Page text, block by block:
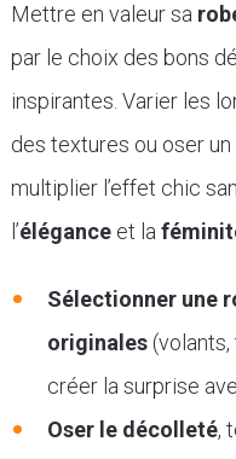
Mettre en valeur sa
par le choix des bons
inspirantes. Varier les
des textures ou oser
multiplier l’effet chic
l’éléganceet la
Sélectionner une
originales(volants,
créer la surprise
Oser le décolleté,